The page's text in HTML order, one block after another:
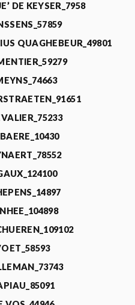
DE KEYSER_7958
QUAGHEBEUR_49801